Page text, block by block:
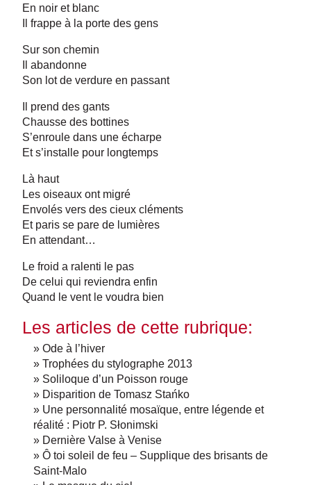
En noir et blanc
Il frappe à la porte des gens
Sur son chemin
Il abandonne
Son lot de verdure en passant
Il prend des gants
Chausse des bottines
S’enroule dans une écharpe
Et s’installe pour longtemps
Là haut
Les oiseaux ont migré
Envolés vers des cieux cléments
Et paris se pare de lumières
En attendant…
Le froid a ralenti le pas
De celui qui reviendra enfin
Quand le vent le voudra bien
Les articles de cette rubrique:
» Ode à l’hiver
» Trophées du stylographe 2013
» Soliloque d’un Poisson rouge
» Disparition de Tomasz Stańko
» Une personnalité mosaïque, entre légende et
réalité : Piotr P. Słonimski
» Dernière Valse à Venise
» Ô toi soleil de feu – Supplique des brisants de
Saint-Malo